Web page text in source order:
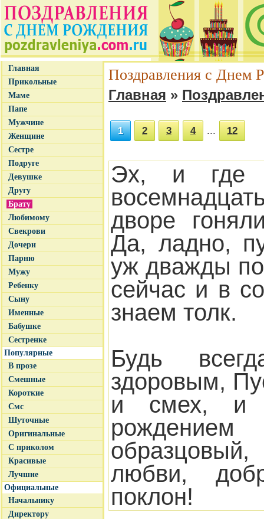
Главная
Прикольные
Маме
Папе
Мужчине
Женщине
Сестре
Подруге
Девушке
Другу
Брату
Любимому
Свекрови
Дочери
Парню
Мужу
Ребенку
Сыну
Именные
Бабушке
Сестренке
Популярные
В прозе
Смешные
Короткие
Смс
Шуточные
Оригинальные
С приколом
Красивые
Лучшие
Официальные
Начальнику
Директору
Поздравления с Днем
Главная »
1 2 3 4 ... 12
Эх, и где
дворе
Да, ладно,
уж дважды
сейчас и в
знаем толк.
Будь
здоровым,
и смех, и
рождением
любви,
поклон!